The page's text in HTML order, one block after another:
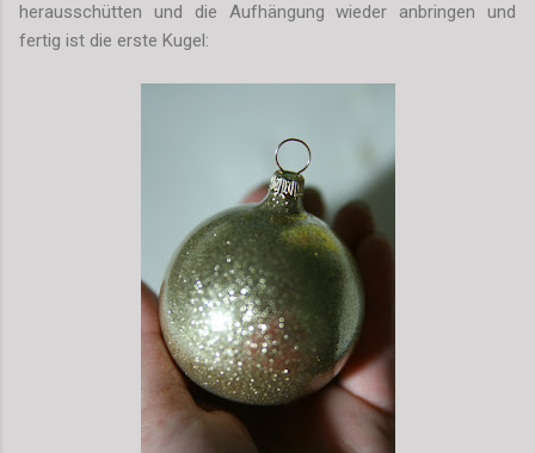
herausschütten und die Aufhängung wieder anbringen und
fertig ist die erste Kugel: